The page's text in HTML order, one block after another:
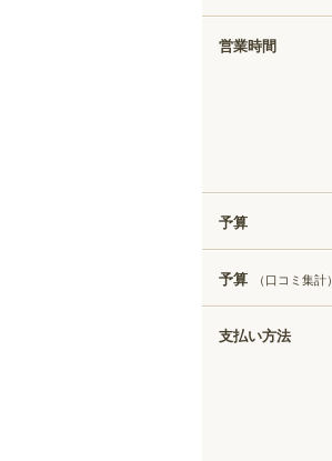
営業時間
予算
予算 （口コミ集計）
支払い方法